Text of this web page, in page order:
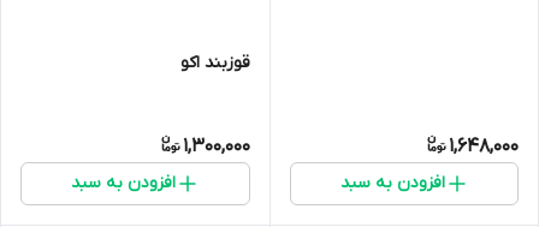
1,648,000
افزودن به سبد
قوزبند اکو
1,300,000
افزودن به سبد